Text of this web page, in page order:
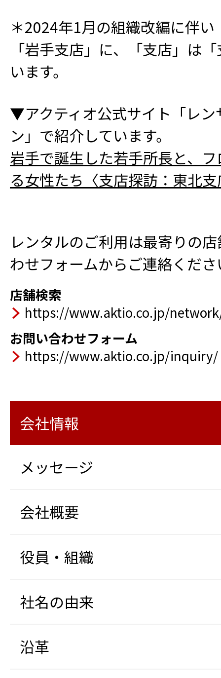
＊2024年1月の組織改編に伴
「岩手支店」に、「支店」は
います。
▼アクティオ公式サイト「レン
ン」で紹介しています。
岩手で誕生した若手所長と、
る女性たち〈支店探訪：東北
レンタルのご利用は最寄りの
わせフォームからご連絡くだ
店舗検索
https://www.aktio.co.jp/
お問い合わせフォーム
https://www.aktio.co.jp/inquiry/
会社情報
メッセージ
会社概要
役員・組織
社名の由来
沿革